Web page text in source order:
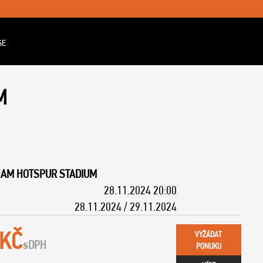
HOTSPUR STADIUM
28.11.2024 20:00
28.11.2024 / 29.11.2024
sDPH
VYŽÁDAT
PONUKU